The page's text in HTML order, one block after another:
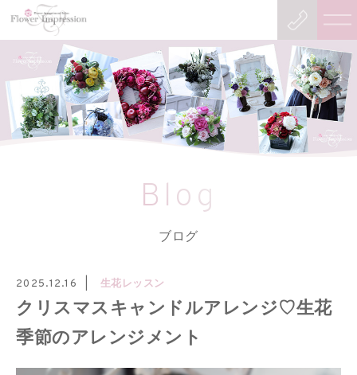
Blog
ブログ
2025.12.16 生花レッスン
クリスマスキャンドルアレンジ♡生花
季節のアレンジメント